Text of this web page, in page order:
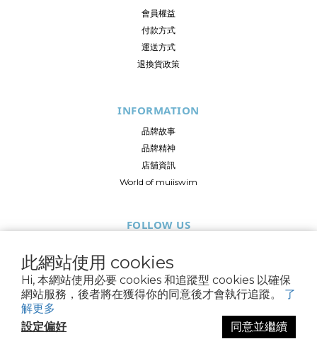
此網站使用 cookies
Hi, 本網站使用必要 cookies 和追蹤型 cookies 以確保
網站服務，後者將在獲得你的同意後才會執行追蹤。 了
解更多
設定偏好
同意並繼續
立即購買
會員權益
付款方式
運送方式
退換貨政策
INFORMATION
品牌故事
品牌精神
店舖資訊
World of muiiswim
FOLLOW US
© 2024 muiiseaside LTD.,海邊生活設計有限公司 All Rights Reserved